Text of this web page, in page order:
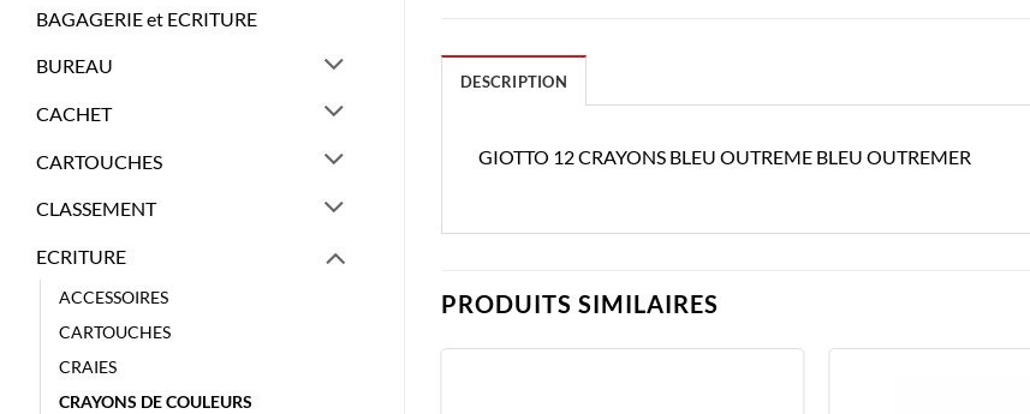
BAGAGERIE et ECRITURE
BUREAU
CACHET
CARTOUCHES
CLASSEMENT
ECRITURE
ACCESSOIRES
CARTOUCHES
CRAIES
CRAYONS DE COULEURS
DESCRIPTION
GIOTTO 12 CRAYONS BLEU OUTREME BLEU OUTREMER
PRODUITS SIMILAIRES